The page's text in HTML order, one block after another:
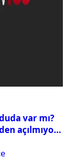
var mı?
açılmıyor?